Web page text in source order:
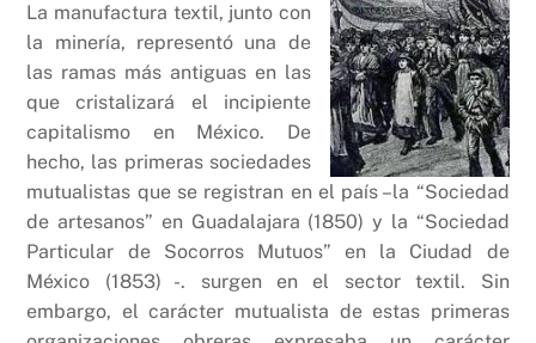
La manufactura textil, junto con
la minería, representó una de
las ramas más antiguas en las
que cristalizará el incipiente
capitalismo en México. De
hecho, las primeras sociedades
mutualistas que se registran en el país –la “Sociedad
de artesanos” en Guadalajara (1850) y la “Sociedad
Particular de Socorros Mutuos” en la Ciudad de
México (1853) -. surgen en el sector textil. Sin
embargo, el carácter mutualista de estas primeras